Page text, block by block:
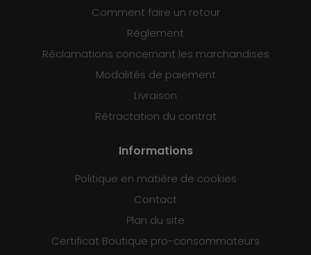
Comment faire un retour
Règlement
Réclamations concernant les marchandises
Modalités de paiement
Livraison
Rétractation du contrat
Informations
Politique en matière de cookies
Contact
Plan du site
Certificat Boutique pro-consommateurs